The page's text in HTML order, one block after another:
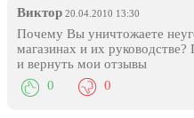
оптом. При этом можно
самостоятельно, а можно
Виктор 20.04.2010 13:30
Почему Вы уничтожаете
магазинах и их
и вернуть мои отзывы
0 0